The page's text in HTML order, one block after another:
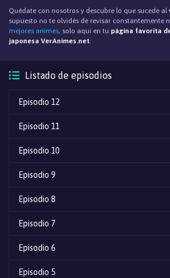
Quédate con nosotros y descubre lo que sucede al
supuesto no te olvidés de revisar constantemente
mejores animes, solo aqui en tu página favorita
japonesa VerAnimes.net.
Listado de episodios
Episodio 12
Episodio 11
Episodio 10
Episodio 9
Episodio 8
Episodio 7
Episodio 6
Episodio 5